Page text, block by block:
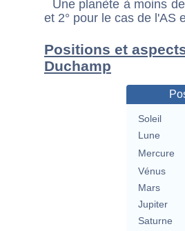
Une planète à moins
et 2° pour le cas de l'AS
Positions et
Duchamp
Soleil
Lune
Mercure
Vénus
Mars
Jupiter
Saturne